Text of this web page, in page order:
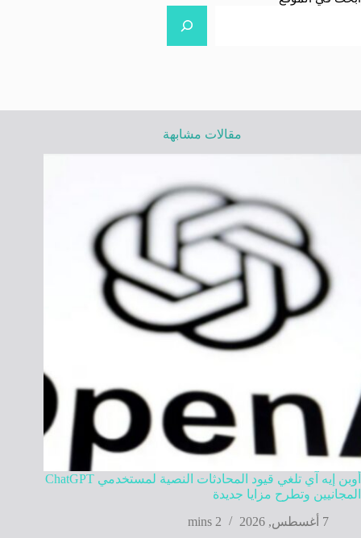
مقالات مشابهة
أوبن إيه آي تلغي قيود المحادثات النصية لمستخدمي ChatGPT
المجانيين وتطرح مزايا جديدة
7 أغسطس, 2026
2 mins